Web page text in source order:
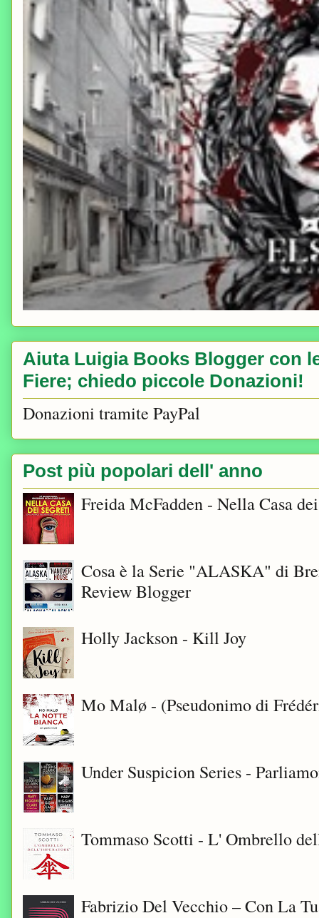
Aiuta Luigia Books Blogger con
Fiere; chiedo piccole Donazioni!
Donazioni tramite PayPal
Post più popolari dell' anno
Freida McFadden - Nella Casa
Cosa è la Serie "ALASKA" di
Review Blogger
Holly Jackson - Kill Joy
Mo Malø - (Pseudonimo di
Under Suspicion Series -
Tommaso Scotti - L' Ombrello
Fabrizio Del Vecchio – Con La